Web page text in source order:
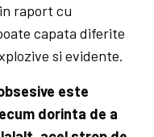
raport cu
capata diferite
si evidente.
este
dorinta de a